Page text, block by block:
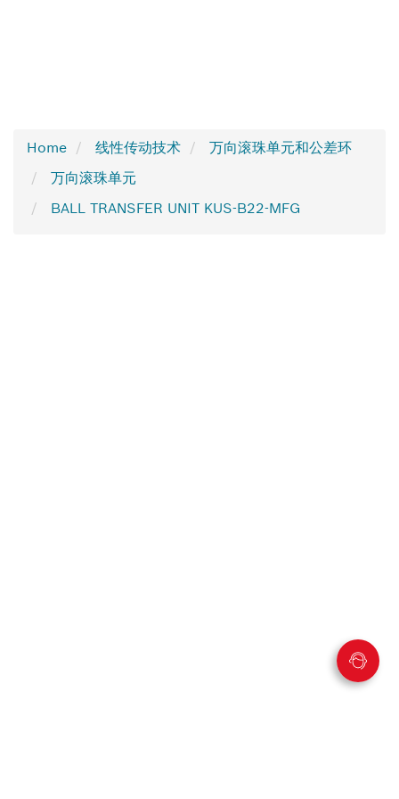
Home 线性传动技术
万向滚珠单元和公差环
万向滚珠单元
BALL TRANSFER UNIT KUS-B22-MFG